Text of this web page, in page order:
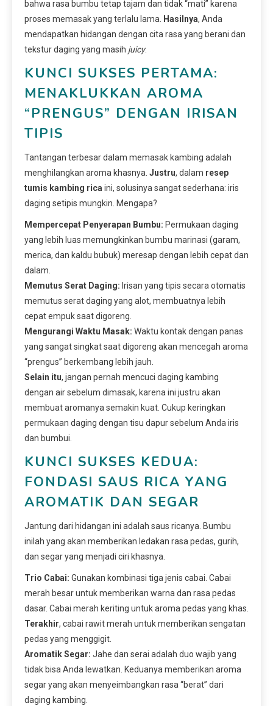
bahwa rasa bumbu tetap tajam dan tidak “mati” karena
proses memasak yang terlalu lama.
Hasilnya, Anda
mendapatkan hidangan dengan cita rasa yang berani dan
tekstur daging yang masih juicy.
KUNCI SUKSES PERTAMA:
MENAKLUKKAN AROMA
“PRENGUS” DENGAN IRISAN
TIPIS
Tantangan terbesar dalam memasak kambing adalah
menghilangkan aroma khasnya. Justru, dalam resep
tumis kambing rica ini, solusinya sangat sederhana: iris
daging setipis mungkin. Mengapa?
Mempercepat Penyerapan Bumbu: Permukaan daging
yang lebih luas memungkinkan bumbu marinasi (garam,
merica, dan kaldu bubuk) meresap dengan lebih cepat dan
dalam.
Memutus Serat Daging: Irisan yang tipis secara otomatis
memutus serat daging yang alot, membuatnya lebih
cepat empuk saat digoreng.
Mengurangi Waktu Masak: Waktu kontak dengan panas
yang sangat singkat saat digoreng akan mencegah aroma
“prengus” berkembang lebih jauh.
Selain itu, jangan pernah mencuci daging kambing
dengan air sebelum dimasak, karena ini justru akan
membuat aromanya semakin kuat. Cukup keringkan
permukaan daging dengan tisu dapur sebelum Anda iris
dan bumbui.
KUNCI SUKSES KEDUA:
FONDASI SAUS RICA YANG
AROMATIK DAN SEGAR
Jantung dari hidangan ini adalah saus ricanya. Bumbu
inilah yang akan memberikan ledakan rasa pedas, gurih,
dan segar yang menjadi ciri khasnya.
Trio Cabai: Gunakan kombinasi tiga jenis cabai. Cabai
merah besar untuk memberikan warna dan rasa pedas
dasar. Cabai merah keriting untuk aroma pedas yang khas.
Terakhir, cabai rawit merah untuk memberikan sengatan
pedas yang menggigit.
Aromatik Segar: Jahe dan serai adalah duo wajib yang
tidak bisa Anda lewatkan. Keduanya memberikan aroma
segar yang akan menyeimbangkan rasa “berat” dari
daging kambing.